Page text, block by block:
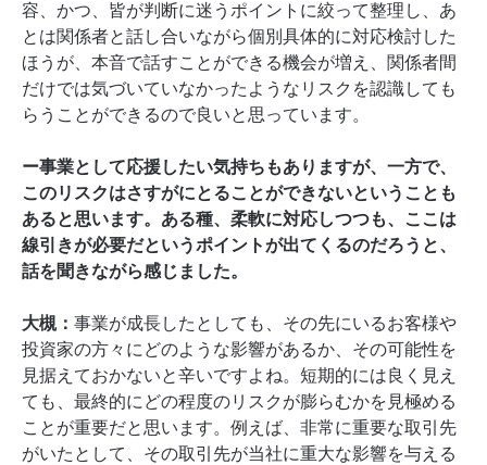
容、かつ、皆が判断に迷うポイントに絞って整理し、あ
とは関係者と話し合いながら個別具体的に対応検討した
ほうが、本音で話すことができる機会が増え、関係者間
だけでは気づいていなかったようなリスクを認識しても
らうことができるので良いと思っています。
ー事業として応援したい気持ちもありますが、一方で、
このリスクはさすがにとることができないということも
あると思います。ある種、柔軟に対応しつつも、ここは
線引きが必要だというポイントが出てくるのだろうと、
話を聞きながら感じました。
大槻： 事業が成長したとしても、その先にいるお客様や
投資家の方々にどのような影響があるか、その可能性を
見据えておかないと辛いですよね。短期的には良く見え
ても、最終的にどの程度のリスクが膨らむかを見極める
ことが重要だと思います。例えば、非常に重要な取引先
がいたとして、その取引先が当社に重大な影響を与える